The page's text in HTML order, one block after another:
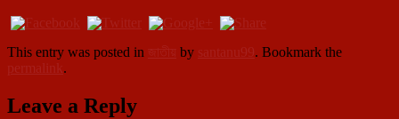
This entry was posted in জাতীয় by santanu99. Bookmark the
permalink.
Leave a Reply